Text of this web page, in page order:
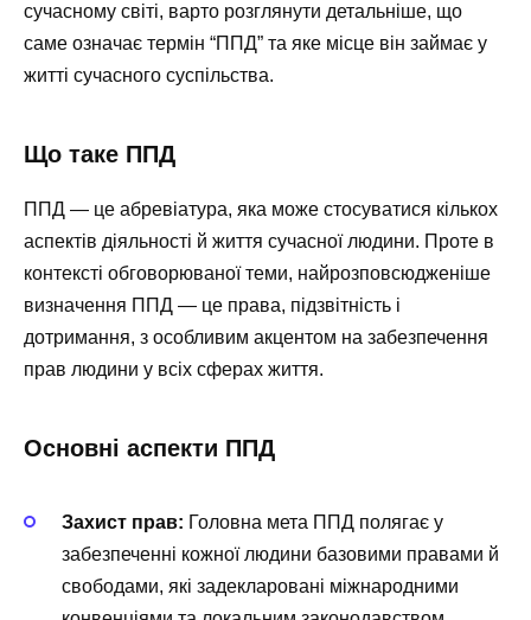
сучасному світі, варто розглянути детальніше, що
саме означає термін “ППД” та яке місце він займає у
житті сучасного суспільства.
Що таке ППД
ППД — це абревіатура, яка може стосуватися кількох
аспектів діяльності й життя сучасної людини. Проте в
контексті обговорюваної теми, найрозповсюдженіше
визначення ППД — це права, підзвітність і
дотримання, з особливим акцентом на забезпечення
прав людини у всіх сферах життя.
Основні аспекти ППД
Захист прав: Головна мета ППД полягає у
забезпеченні кожної людини базовими правами й
свободами, які задекларовані міжнародними